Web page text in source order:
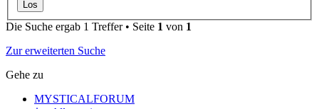
Die Suche ergab 1 Treffer • Seite 1 von 1
Zur erweiterten Suche
Gehe zu
MYSTICALFORUM